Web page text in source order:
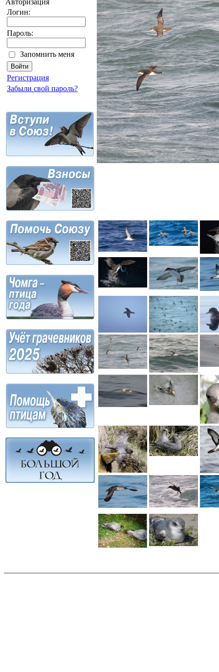
Авторизация
Логин:
Пароль:
Запомнить меня
Регистрация
Забыли свой пароль?